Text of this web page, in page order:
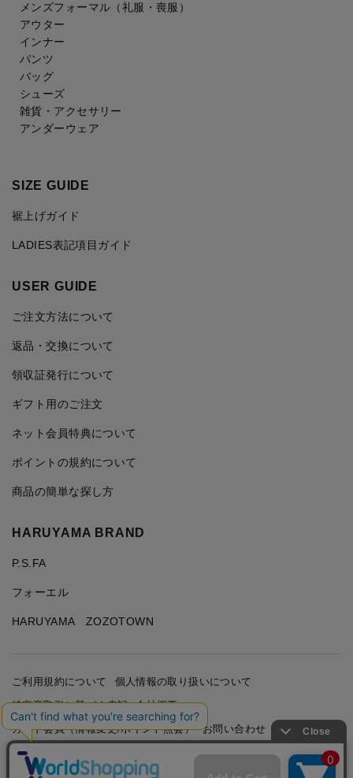
メンズフォーマル （礼服・喪服）
アウター
インナー
パンツ
バッグ
シューズ
雑貨・アクセサリー
アンダーウェア
SIZE GUIDE
裾上げガイド
LADIES表記項目ガイド
USER GUIDE
ご注文方法について
返品・交換について
領収証発行について
ギフト用のご注文
ネット会員特典について
ポイントの規約について
商品の簡単な探し方
HARUYAMA BRAND
P.S.FA
フォーエル
HARUYAMA ZOZOTOWN
ご利用規約について
個人情報の取り扱いについて
特定商取引に基づく表記
会社概要
カード会員（情報変更/ポイント照会）
お問い合わせ